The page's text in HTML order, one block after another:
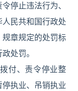
停止违法行为、
民共和国行政处
章规定的处罚标
处罚。
付、责令停业整
执业、吊销执业